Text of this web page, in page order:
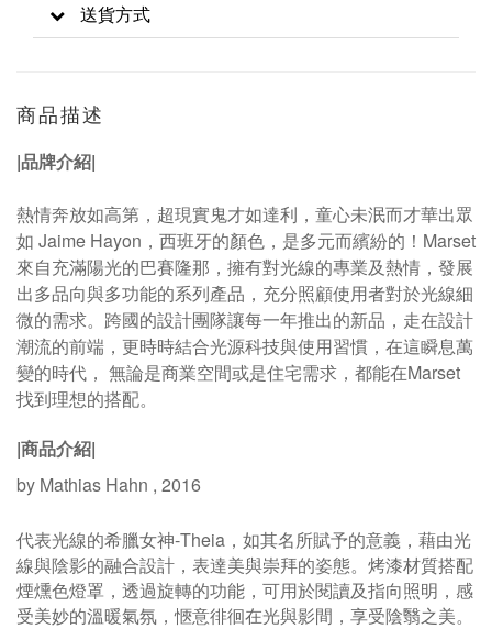
送貨方式
商品描述
|品牌介紹|
熱情奔放如高第，超現實鬼才如達利，童心未泯而才華出眾
如 Jaime Hayon，西班牙的顏色，是多元而繽紛的！Marset
來自充滿陽光的巴賽隆那，擁有對光線的專業及熱情，發展
出多品向與多功能的系列產品，充分照顧使用者對於光線細
微的需求。跨國的設計團隊讓每一年推出的新品，走在設計
潮流的前端，更時時結合光源科技與使用習慣，在這瞬息萬
變的時代， 無論是商業空間或是住宅需求，都能在Marset
找到理想的搭配。
|商品介紹|
by Mathias Hahn , 2016
代表光線的希臘女神-Theia，如其名所賦予的意義，藉由光
線與陰影的融合設計，表達美與崇拜的姿態。烤漆材質搭配
煙燻色燈罩，透過旋轉的功能，可用於閱讀及指向照明，感
受美妙的溫暖氣氛，愜意徘徊在光與影間，享受陰翳之美。